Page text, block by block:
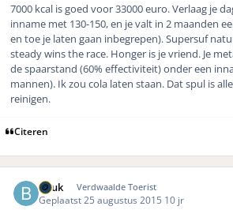
7000 kcal is goed voor 33000 euro. Verlaag je
inname met 130-150, en je valt in 2 maanden
en toe je laten gaan inbegrepen). Supersuf
steady wins the race. Honger is je vriend. Je
de spaarstand (60% effectiviteit) onder een
mannen). Ik zou cola laten staan. Dat spul is
reinigen.
Citeren
Beuk Verdwaalde Toerist
Geplaatst25 augustus 2015 10 jr